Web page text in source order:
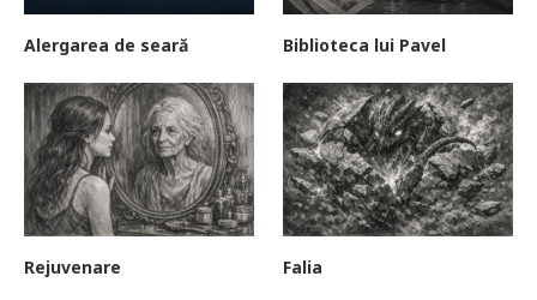
Alergarea de seară Biblioteca lui Pavel
Rejuvenare Falia